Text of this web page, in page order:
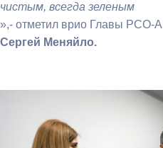
чистым, всегда зеленым
»,- отметил врио Главы РСО-А
Сергей Меняйло.